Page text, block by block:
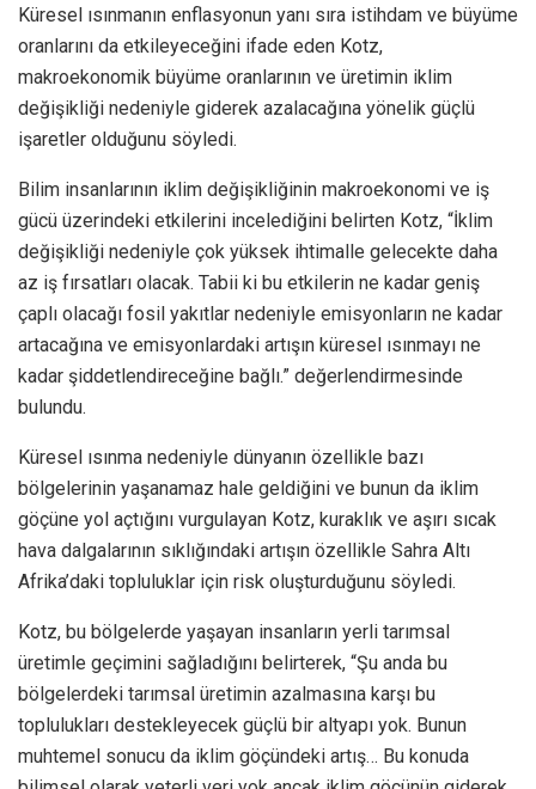
Küresel ısınmanın enflasyonun yanı sıra istihdam ve büyüme
oranlarını da etkileyeceğini ifade eden Kotz,
makroekonomik büyüme oranlarının ve üretimin iklim
değişikliği nedeniyle giderek azalacağına yönelik güçlü
işaretler olduğunu söyledi.
Bilim insanlarının iklim değişikliğinin makroekonomi ve iş
gücü üzerindeki etkilerini incelediğini belirten Kotz, “İklim
değişikliği nedeniyle çok yüksek ihtimalle gelecekte daha
az iş fırsatları olacak. Tabii ki bu etkilerin ne kadar geniş
çaplı olacağı fosil yakıtlar nedeniyle emisyonların ne kadar
artacağına ve emisyonlardaki artışın küresel ısınmayı ne
kadar şiddetlendireceğine bağlı.” değerlendirmesinde
bulundu.
Küresel ısınma nedeniyle dünyanın özellikle bazı
bölgelerinin yaşanamaz hale geldiğini ve bunun da iklim
göçüne yol açtığını vurgulayan Kotz, kuraklık ve aşırı sıcak
hava dalgalarının sıklığındaki artışın özellikle Sahra Altı
Afrika’daki topluluklar için risk oluşturduğunu söyledi.
Kotz, bu bölgelerde yaşayan insanların yerli tarımsal
üretimle geçimini sağladığını belirterek, “Şu anda bu
bölgelerdeki tarımsal üretimin azalmasına karşı bu
toplulukları destekleyecek güçlü bir altyapı yok. Bunun
muhtemel sonucu da iklim göçündeki artış… Bu konuda